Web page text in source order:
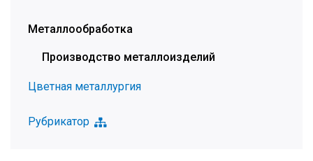
Металлообработка
Производство металлоизделий
Цветная металлургия
Рубрикатор